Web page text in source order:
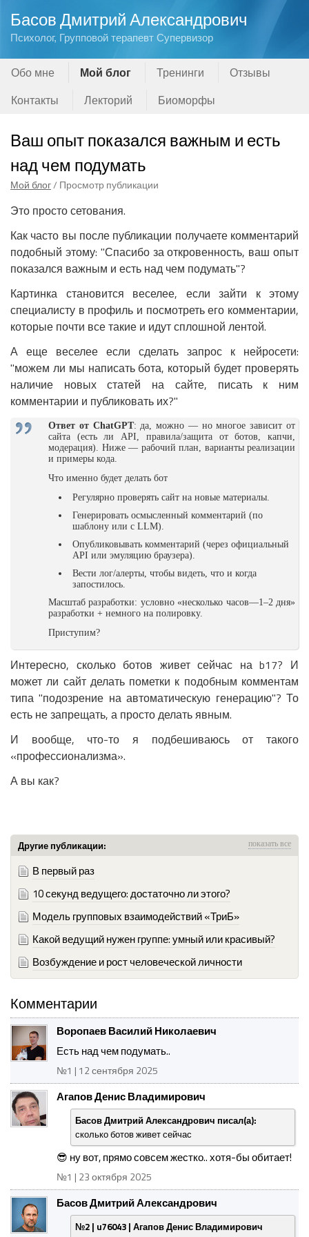
Басов Дмитрий Александрович
Психолог, Групповой терапевт Супервизор
Обо мне Мой блог Тренинги
Отзывы
Контакты
Лекторий Биоморфы
Ваш опыт показался важным и есть
над чем подумать
Мой блог/ Просмотр публикации
Это просто сетования.
Как часто вы после публикации получаете комментарий
подобный этому: "Спасибо за откровенность, ваш опыт
показался важным и есть над чем подумать"?
Картинка становится веселее, если зайти к этому
специалисту в профиль и посмотреть его комментарии,
которые почти все такие и идут сплошной лентой.
А еще веселее если сделать запрос к нейросети:
"можем ли мы написать бота, который будет проверять
наличие новых статей на сайте, писать к ним
комментарии и публиковать их?"
Ответ от ChatGPT: да, можно — но многое зависит от
сайта (есть ли API, правила/защита от ботов, капчи,
модерация). Ниже — рабочий план, варианты реализации
и примеры кода.
Что именно будет делать бот
Регулярно проверять сайт на новые материалы.
Генерировать осмысленный комментарий (по
шаблону или с LLM).
Опубликовывать комментарий (через официальный
API или эмуляцию браузера).
Вести лог/алерты, чтобы видеть, что и когда
запостилось.
Масштаб разработки: условно «несколько часов—1–2 дня»
разработки + немного на полировку.
Приступим?
Интересно, сколько ботов живет сейчас на b17? И
может ли сайт делать пометки к подобным комментам
типа "подозрение на автоматическую генерацию"? То
есть не запрещать, а просто делать явным.
И вообще, что-то я подбешиваюсь от такого
«профессионализма».
А вы как?
показать все
Другие публикации:
В первый раз
10 секунд ведущего: достаточно ли этого?
Модель групповых взаимодействий «ТриБ»
Какой ведущий нужен группе: умный или красивый?
Возбуждение и рост человеческой личности
Комментарии
Воропаев Василий Николаевич
Есть над чем подумать..
№1 | 12 сентября 2025
Агапов Денис Владимирович
Басов Дмитрий Александрович писал(а):
сколько ботов живет сейчас
😎 ну вот, прямо совсем жестко.. хотя-бы обитает!
№1 | 23 октября 2025
Басов Дмитрий Александрович
№2 | u76043 | Агапов Денис Владимирович